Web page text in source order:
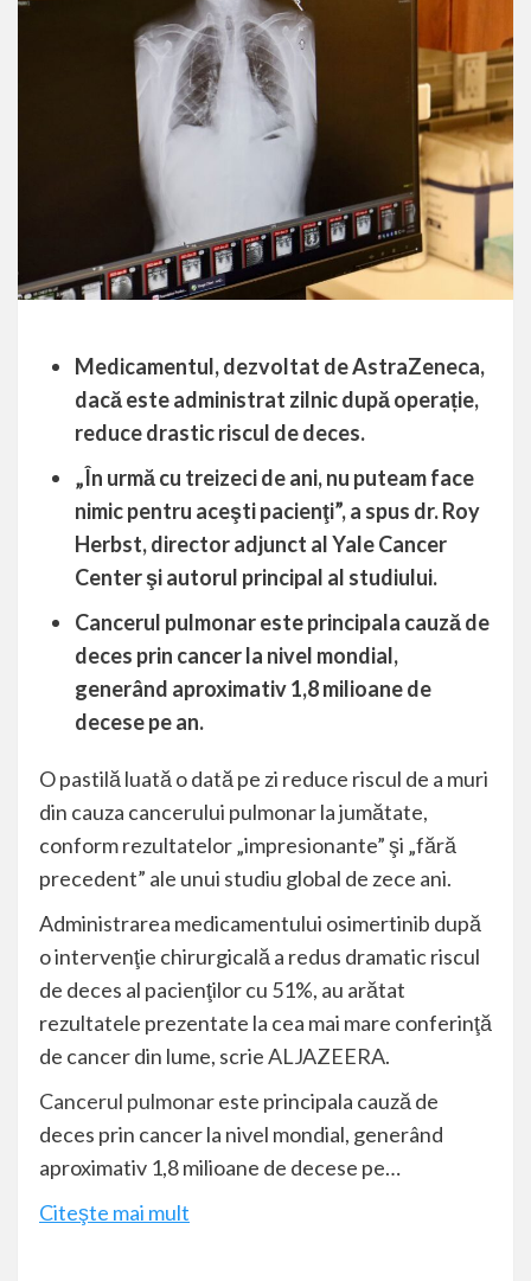
Medicamentul, dezvoltat de AstraZeneca,
dacă este administrat zilnic după operație,
reduce drastic riscul de deces.
„În urmă cu treizeci de ani, nu puteam face
nimic pentru aceşti pacienţi”, a spus dr. Roy
Herbst, director adjunct al Yale Cancer
Center şi autorul principal al studiului.
Cancerul pulmonar este principala cauză de
deces prin cancer la nivel mondial,
generând aproximativ 1,8 milioane de
decese pe an.
O pastilă luată o dată pe zi reduce riscul de a muri
din cauza cancerului pulmonar la jumătate,
conform rezultatelor „impresionante” şi „fără
precedent” ale unui studiu global de zece ani.
Administrarea medicamentului osimertinib după
o intervenţie chirurgicală a redus dramatic riscul
de deces al pacienţilor cu 51%, au arătat
rezultatele prezentate la cea mai mare conferinţă
de cancer din lume, scrieALJAZEERA.
Cancerul pulmonareste principala cauză de
deces prin cancer la nivel mondial, generând
aproximativ 1,8 milioane de decese pe…
Citeşte mai mult